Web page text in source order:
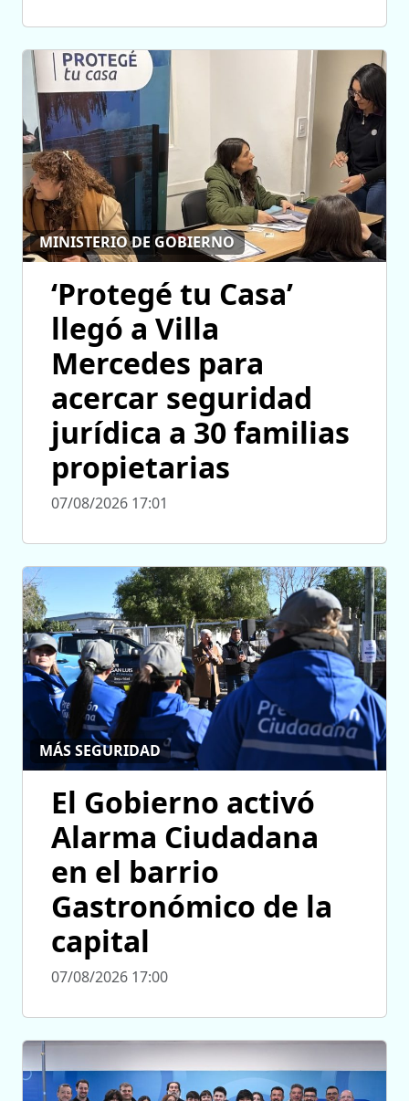
MINISTERIO DE GOBIERNO
‘Protegé tu Casa’
llegó a Villa
Mercedes para
acercar seguridad
jurídica a 30 familias
propietarias
07/08/2026 17:01
MÁS SEGURIDAD
El Gobierno activó
Alarma Ciudadana
en el barrio
Gastronómico de la
capital
07/08/2026 17:00